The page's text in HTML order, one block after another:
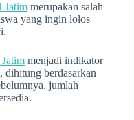
Jatim merupakan salah
yang ingin lolos
menjadi indikator
dihitung berdasarkan
jumlah